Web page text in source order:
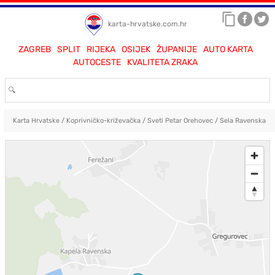
karta-hrvatske.com.hr
ZAGREB SPLIT RIJEKA OSIJEK ŽUPANIJE
AUTO KARTA
AUTOCESTE
KVALITETA ZRAKA
Karta Hrvatske/ Koprivničko-križevačka/ Sveti Petar Orehovec/ Sela Ravenska